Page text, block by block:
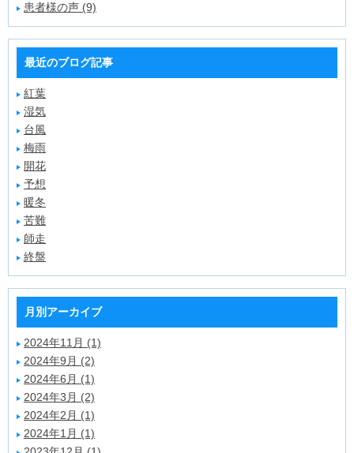
患者様の声 (9)
最近のブログ記事
紅葉
湿気
台風
梅雨
開花
予想
暖冬
苦難
師走
終盤
月別アーカイブ
2024年11月 (1)
2024年9月 (2)
2024年6月 (1)
2024年3月 (2)
2024年2月 (1)
2024年1月 (1)